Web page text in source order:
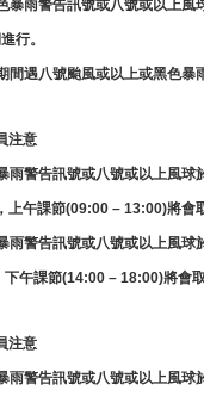
暴雨警告訊號或八號或以上風
行。
間遇八號颱風或以上或黑色暴
注意
雨警告訊號或八號或以上風球
上午課節(09:00 –13:00)將會
雨警告訊號或八號或以上風球
下午課節(14:00 –18:00)將會取
注意
雨警告訊號或八號或以上風球